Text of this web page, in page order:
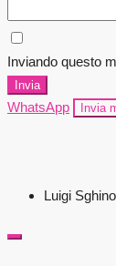
Inviando questo
Invia
WhatsApp Invia
Luigi